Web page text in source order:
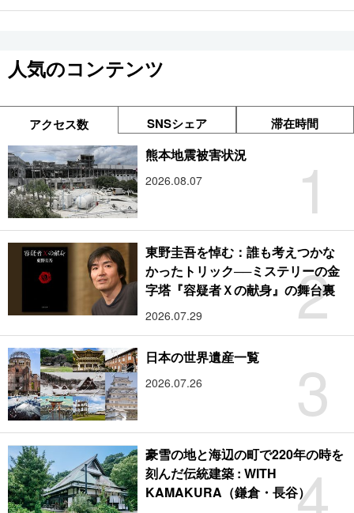
人気のコンテンツ
アクセス数 SNSシェア 滞在時間
1
熊本地震被害状況
2026.08.07
2
東野圭吾を悼む：誰も考えつかな
かったトリック──ミステリーの金
字塔『容疑者Ｘの献身』の舞台裏
2026.07.29
3
日本の世界遺産一覧
2026.07.26
4
豪雪の地と海辺の町で220年の時を
刻んだ伝統建築 : WITH
KAMAKURA（鎌倉・長谷）